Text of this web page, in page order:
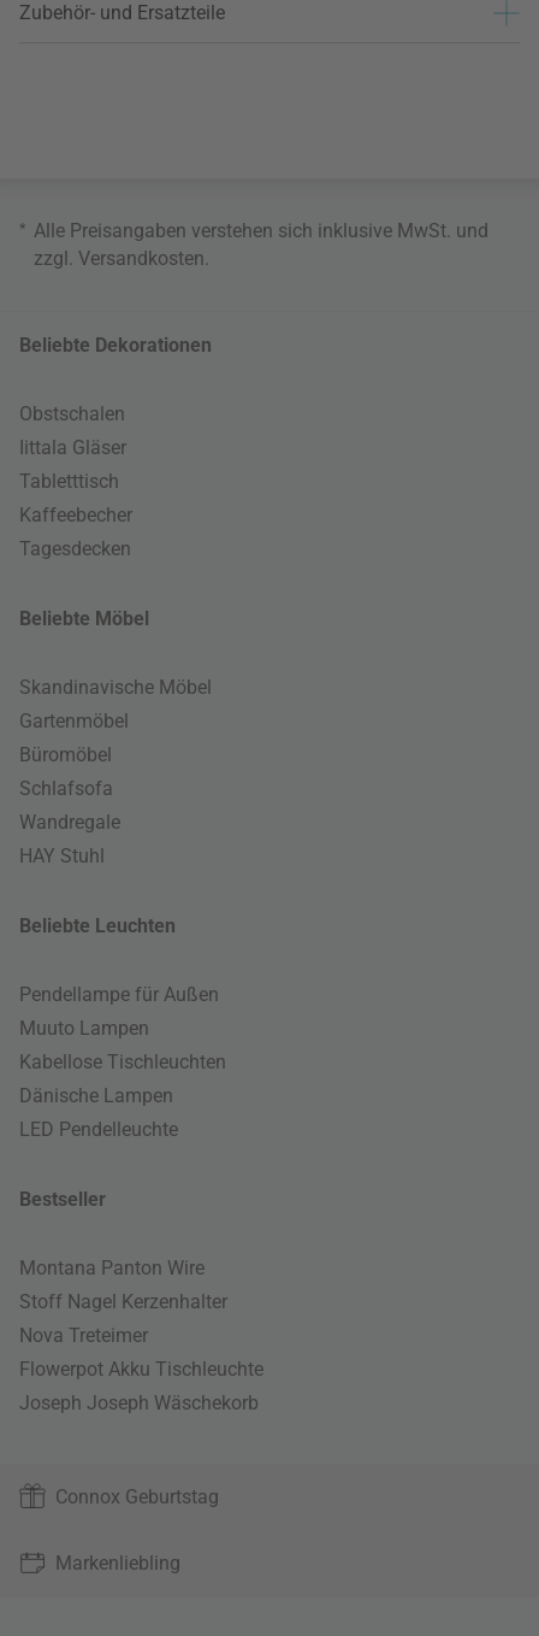
Zubehör- und Ersatzteile
* Alle Preisangaben verstehen sich inklusive MwSt. und
zzgl. Versandkosten
Beliebte Dekorationen
Obstschalen
Iittala Gläser
Tabletttisch
Kaffeebecher
Tagesdecken
Beliebte Möbel
Skandinavische Möbel
Gartenmöbel
Büromöbel
Schlafsofa
Wandregale
HAY Stuhl
Beliebte Leuchten
Pendellampe für Außen
Muuto Lampen
Kabellose Tischleuchten
Dänische Lampen
LED Pendelleuchte
Bestseller
Montana Panton Wire
Stoff Nagel Kerzenhalter
Nova Treteimer
Flowerpot Akku Tischleuchte
Joseph Joseph Wäschekorb
Connox Geburtstag
Markenliebling